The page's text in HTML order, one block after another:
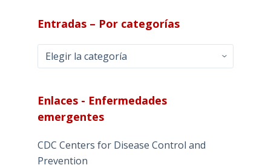
Entradas – Por categorías
Entradas
–
categorías
Enlaces - Enfermedades
emergentes
CDC Centers for Disease Control and
Prevention